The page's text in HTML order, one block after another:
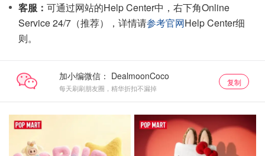
客服： 可通过网站的Help Center中，右下角Online
Service 24/7（推荐），详情请参考官网Help Center细
则。
加小编微信：
每天刷刷朋友圈，精华折扣不漏掉
复制